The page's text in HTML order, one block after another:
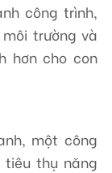
công trình,
trường và
hơn cho con
một công
thụ năng